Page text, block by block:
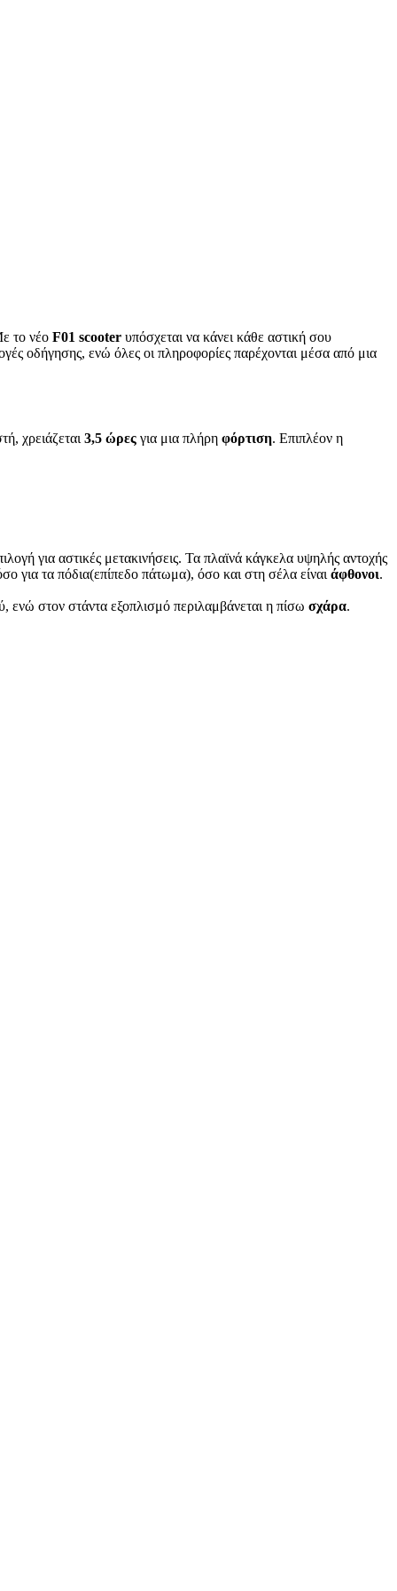
το νέο F01 scooter υπόσχεται να κάνει κάθε αστική σου
οδήγησης, ενώ όλες οι πληροφορίες παρέχονται μέσα από μια
χρειάζεται 3,5 ώρες για μια πλήρη φόρτιση. Επιπλέον η
για αστικές μετακινήσεις. Τα πλαϊνά κάγκελα υψηλής αντοχής
για τα πόδια(επίπεδο πάτωμα), όσο και στη σέλα είναι άφθονοι.
στον στάντα εξοπλισμό περιλαμβάνεται η πίσω σχάρα.